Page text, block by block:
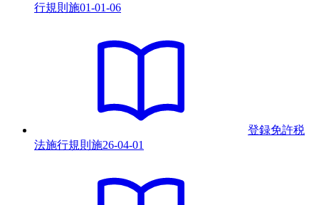
行規則 施01-01-06
登録免許税
法施行規則 施26-04-01